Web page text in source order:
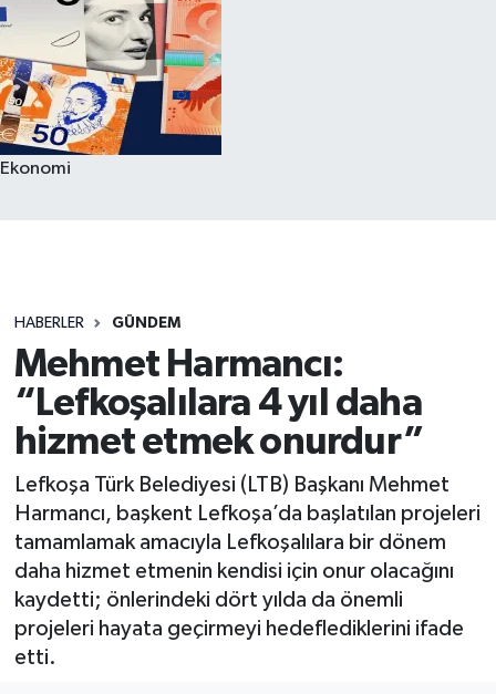
Ekonomi
HABERLER GÜNDEM
Mehmet Harmancı:
“Lefkoşalılara 4 yıl daha
hizmet etmek onurdur”
Lefkoşa Türk Belediyesi (LTB) Başkanı Mehmet
Harmancı, başkent Lefkoşa’da başlatılan projeleri
tamamlamak amacıyla Lefkoşalılara bir dönem
daha hizmet etmenin kendisi için onur olacağını
kaydetti; önlerindeki dört yılda da önemli
projeleri hayata geçirmeyi hedeflediklerini ifade
etti.